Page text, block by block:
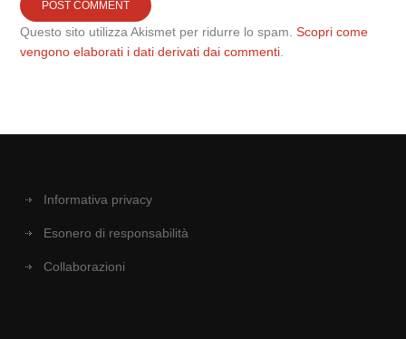
Questo sito utilizza Akismet per ridurre lo spam.Scopri come
vengono elaborati i dati derivati dai commenti
Informativa privacy
Esonero di responsabilità
Collaborazioni